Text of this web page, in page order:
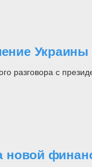
разговора с
новой